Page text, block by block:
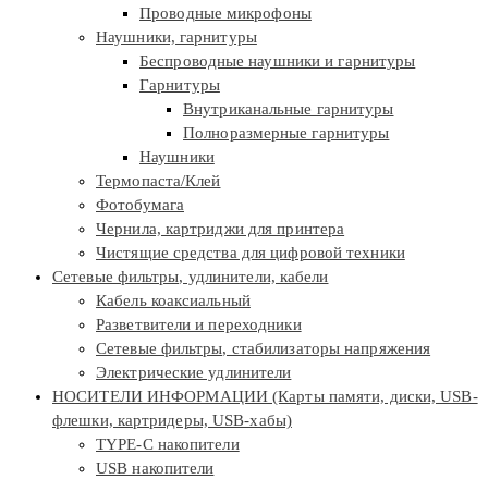
Проводные микрофоны
Наушники, гарнитуры
Беспроводные наушники и гарнитуры
Гарнитуры
Внутриканальные гарнитуры
Полноразмерные гарнитуры
Наушники
Термопаста/Клей
Фотобумага
Чернила, картриджи для принтера
Чистящие средства для цифровой техники
Сетевые фильтры, удлинители, кабели
Кабель коаксиальный
Разветвители и переходники
Сетевые фильтры, стабилизаторы напряжения
Электрические удлинители
НОСИТЕЛИ ИНФОРМАЦИИ (Карты памяти, диски, USB-
флешки, картридеры, USB-хабы)
TYPE-C накопители
USB накопители